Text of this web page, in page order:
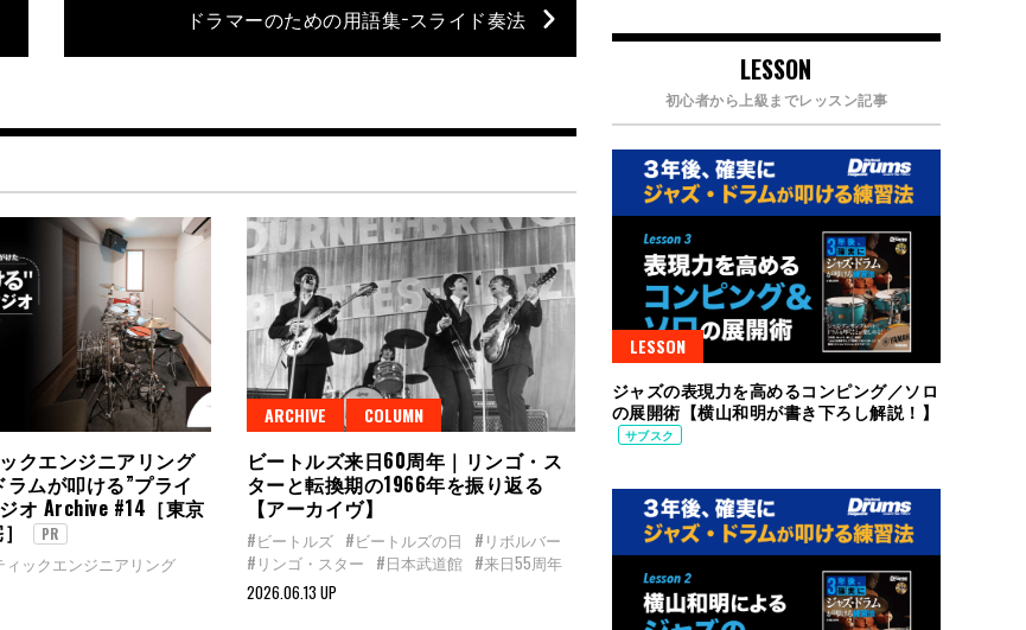
ドラマーのための用語集−スライド奏法
クエンジニアリング
ムが叩ける”プライ
オ Archive #14［東京
PR
ィックエンジニアリング
ARCHIVE COLUMN
ビートルズ来日60周年｜リンゴ・ス
ターと転換期の1966年を振り返る
【アーカイヴ】
#ビートルズ #ビートルズの日
#リボルバー
#リンゴ・スター #日本武道館 #来日55周年
2026.06.13 UP
LESSON
初心者から上級までレッスン記事
LESSON
ジャズの表現力を高めるコンピング／ソロ
の展開術【横山和明が書き下ろし解説！】
サブスク